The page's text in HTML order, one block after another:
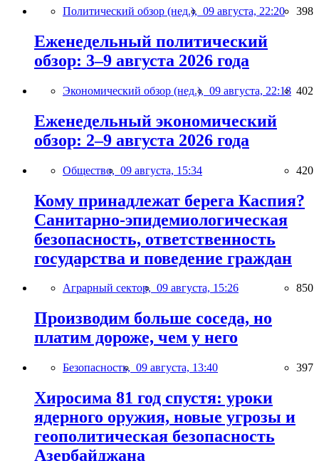
Политический обзор (нед.), 09 августа, 22:20 398
Еженедельный политический
обзор: 3–9 августа 2026 года
Экономический обзор (нед.), 09 августа, 22:18 402
Еженедельный экономический
обзор: 2–9 августа 2026 года
Общество, 09 августа, 15:34 420
Кому принадлежат берега Каспия?
Санитарно-эпидемиологическая
безопасность, ответственность
государства и поведение граждан
Аграрный сектор, 09 августа, 15:26 850
Производим больше соседа, но
платим дороже, чем у него
Безопасность, 09 августа, 13:40 397
Хиросима 81 год спустя: уроки
ядерного оружия, новые угрозы и
геополитическая безопасность
Азербайджана